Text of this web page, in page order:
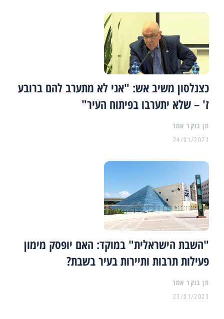
כצנלסון משיב אש: "אני לא מתערב להם ברובע
ז' – שלא יתערבו בפיתוח העיר"
24/01/2023
"השבת הישראלית" במוקד: האם יופסק מימון
פעילות תרבות ותיירות בעיר בשבת?
23/01/2023